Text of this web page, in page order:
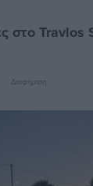
στο Travlos
Διαφήμιση